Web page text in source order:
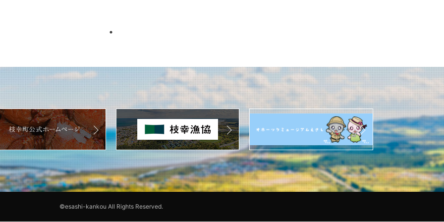
©esashi-kankou All Rights Reserved.